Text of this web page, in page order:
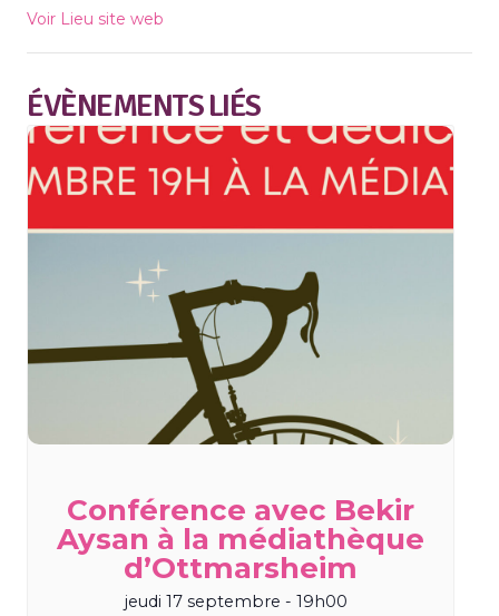
Voir Lieu site web
ÉVÈNEMENTS LIÉS
Conférence avec Bekir
Aysan à la médiathèque
d’Ottmarsheim
jeudi 17 septembre - 19h00